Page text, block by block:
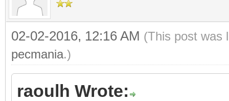
02-02-2016, 12:16 AM (This post was
pecmania.)
raoulh Wrote: